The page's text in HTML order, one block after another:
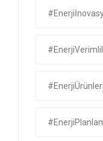
#EnerjiÜrünleri